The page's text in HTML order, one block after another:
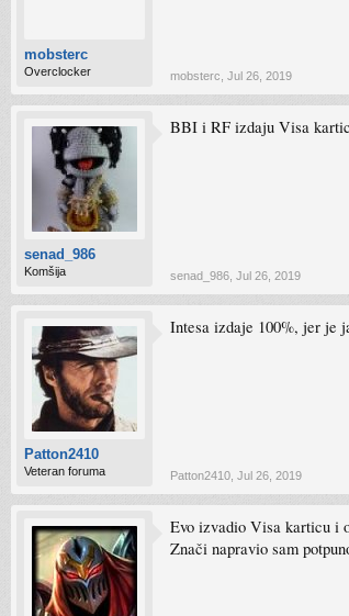
mobsterc
Overclocker mobsterc Jul 26, 2019
senad_986
Komšija
BBI i RF izdaju Visa
senad_986 Jul 26, 2019
Patton2410
Veteran foruma
Intesa izdaje 100%, jer je
Patton2410 Jul 26, 2019
Evo izvadio Visa karticu i
Znači napravio sam